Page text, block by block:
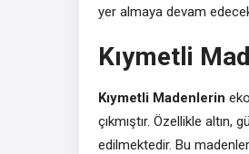
yer almaya devam
Kıymetli
Kıymetli Madenlerin
çıkmıştır. Özellikle altın,
edilmektedir. Bu